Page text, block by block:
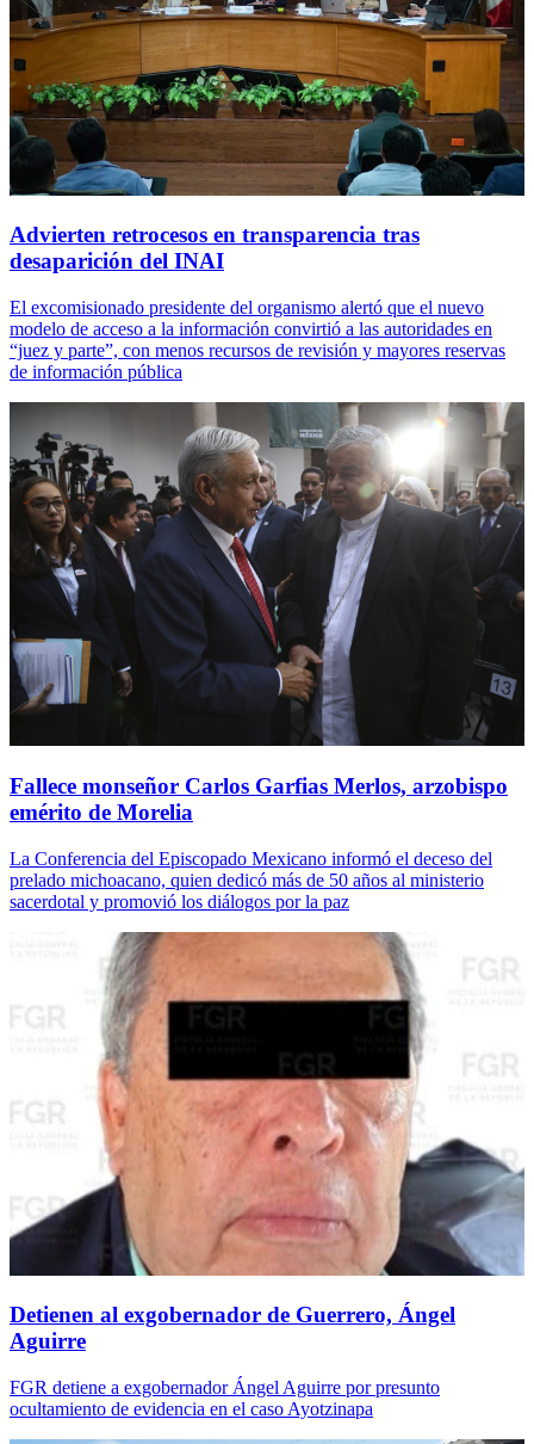
Advierten retrocesos en transparencia tras
desaparición del INAI
El excomisionado presidente del organismo alertó que el nuevo
modelo de acceso a la información convirtió a las autoridades en
“juez y parte”, con menos recursos de revisión y mayores reservas
de información pública
Fallece monseñor Carlos Garfias Merlos, arzobispo
emérito de Morelia
La Conferencia del Episcopado Mexicano informó el deceso del
prelado michoacano, quien dedicó más de 50 años al ministerio
sacerdotal y promovió los diálogos por la paz
Detienen al exgobernador de Guerrero, Ángel
Aguirre
FGR detiene a exgobernador Ángel Aguirre por presunto
ocultamiento de evidencia en el caso Ayotzinapa